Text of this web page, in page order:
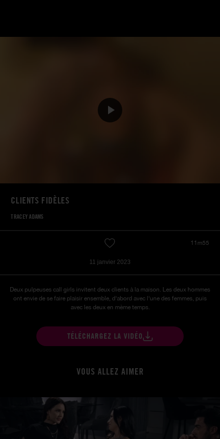
CLIENTS FIDÈLES
TRACEY ADAMS
11m55
11 janvier 2023
Deux pulpeuses call girls invitent deux clients à la maison. Les deux hommes
ont envie de se faire plaisir ensemble, d'abord avec l'une des femmes, puis
avec les deux en mème temps.
TÉLÉCHARGEZ LA VIDÉO
VOUS ALLEZ AIMER